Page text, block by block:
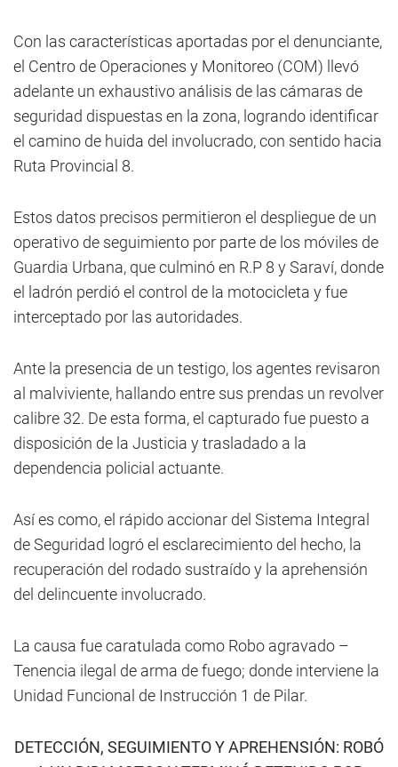
Con las características aportadas por el denunciante,
el Centro de Operaciones y Monitoreo (COM) llevó
adelante un exhaustivo análisis de las cámaras de
seguridad dispuestas en la zona, logrando identificar
el camino de huida del involucrado, con sentido hacia
Ruta Provincial 8.
Estos datos precisos permitieron el despliegue de un
operativo de seguimiento por parte de los móviles de
Guardia Urbana, que culminó en R.P 8 y Saraví, donde
el ladrón perdió el control de la motocicleta y fue
interceptado por las autoridades.
Ante la presencia de un testigo, los agentes revisaron
al malviviente, hallando entre sus prendas un revolver
calibre 32. De esta forma, el capturado fue puesto a
disposición de la Justicia y trasladado a la
dependencia policial actuante.
Así es como, el rápido accionar del Sistema Integral
de Seguridad logró el esclarecimiento del hecho, la
recuperación del rodado sustraído y la aprehensión
del delincuente involucrado.
La causa fue caratulada como Robo agravado –
Tenencia ilegal de arma de fuego; donde interviene la
Unidad Funcional de Instrucción 1 de Pilar.
DETECCIÓN, SEGUIMIENTO Y APREHENSIÓN: ROBÓ